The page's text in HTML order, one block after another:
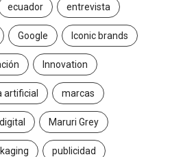
ecuador entrevista
Google Iconic brands
Innovation
artificial marcas
Maruri Grey
publicidad